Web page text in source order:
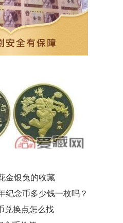
金银兔的收藏
纪念币多少钱一枚吗？
兑换点怎么找